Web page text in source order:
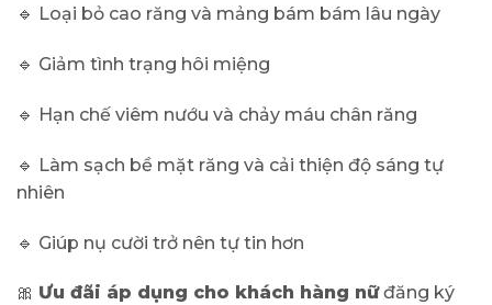
🔹 Loại bỏ cao răng và mảng bám bám lâu ngày
🔹 Giảm tình trạng hôi miệng
🔹 Hạn chế viêm nướu và chảy máu chân răng
🔹 Làm sạch bề mặt răng và cải thiện độ sáng tự
nhiên
🔹 Giúp nụ cười trở nên tự tin hơn
🎀 Ưu đãi áp dụng cho khách hàng nữđăng ký